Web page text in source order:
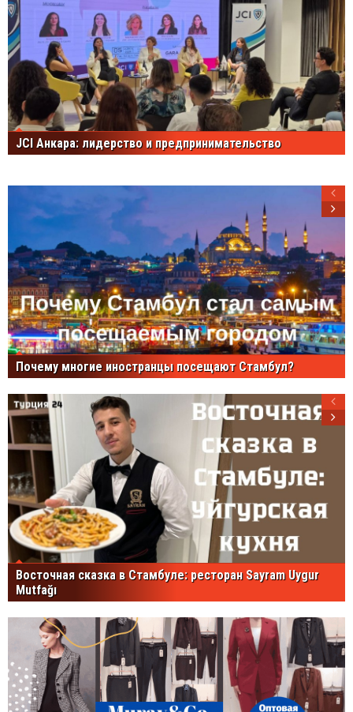
JCI Анкара: лидерство и предпринимательство
Почему многие иностранцы посещают Стамбул?
Восточная сказка в Стамбуле: ресторан Sayram Uygur
Mutfağı